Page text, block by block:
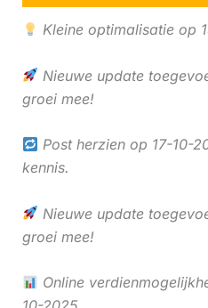
Kleine optimalisatie op
Nieuwe update
groei mee!
Post herzien op 17-10-
kennis.
Nieuwe update
groei mee!
Online